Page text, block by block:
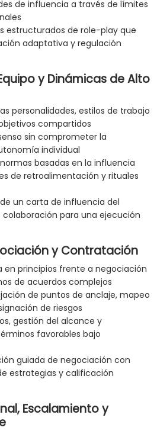
de influencia a través de límites
estructurados de role-play que
adaptativa y regulación
y Dinámicas de Alto
personalidades, estilos de trabajo
compartidos
sin comprometer la
individual
basadas en la influencia
de retroalimentación y rituales
un carta de influencia del
para una ejecución
y Contratación
en principios frente a negociación
de acuerdos complejos
de puntos de anclaje, mapeo
de riesgos
gestión del alcance y
favorables bajo
guiada de negociación con
estrategias y calificación
Escalamiento y